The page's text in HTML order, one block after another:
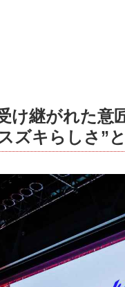
け継がれた意
ズキらしさ”